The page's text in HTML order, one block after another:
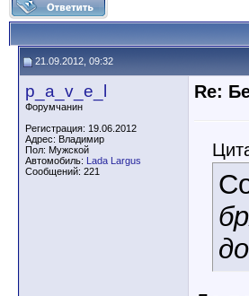
21.09.2012, 09:32
p_a_v_e_l
Форумчанин
Регистрация: 19.06.2012
Адрес: Владимир
Пол: Мужской
Автомобиль: Lada Largus
Сообщений: 221
Re: